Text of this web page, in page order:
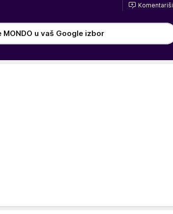
Komentariši
MONDO u vaš Google izbor